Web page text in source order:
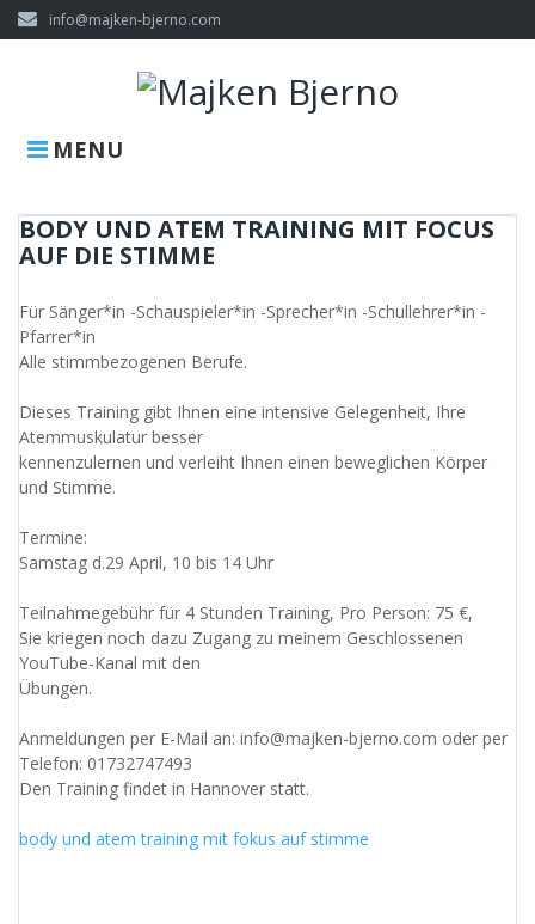
Skip
to
info@majken-bjerno.com
MENU
BODY UND ATEM TRAINING MIT FOCUS
AUF DIE STIMME
Für Sänger*in -Schauspieler*in -Sprecher*in -Schullehrer*in -
Pfarrer*in
Alle stimmbezogenen Berufe.
Dieses Training gibt Ihnen eine intensive Gelegenheit, Ihre
Atemmuskulatur besser
kennenzulernen und verleiht Ihnen einen beweglichen Körper
und Stimme.
Termine:
Samstag d.29 April, 10 bis 14 Uhr
Teilnahmegebühr für 4 Stunden Training, Pro Person: 75 €,
Sie kriegen noch dazu Zugang zu meinem Geschlossenen
YouTube-Kanal mit den
Übungen.
Anmeldungen per E-Mail an: info@majken-bjerno.com oder per
Telefon: 01732747493
Den Training findet in Hannover statt.
body und atem training mit fokus auf stimme